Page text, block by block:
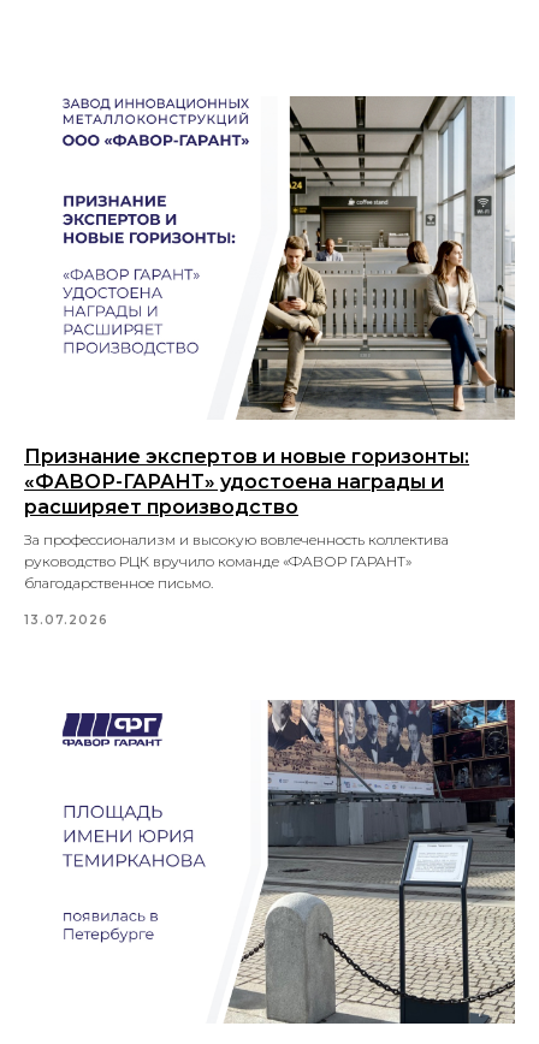
Признание экспертов и новые горизонты:
«ФАВОР-ГАРАНТ» удостоена награды и
расширяет производство
За профессионализм и высокую вовлеченность коллектива
руководство РЦК вручило команде «ФАВОР ГАРАНТ»
благодарственное письмо.
13.07.2026